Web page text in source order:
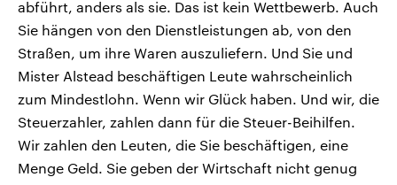
abführt, anders als sie. Das ist kein Wettbewerb. Auch
Sie hängen von den Dienstleistungen ab, von den
Straßen, um ihre Waren auszuliefern. Und Sie und
Mister Alstead beschäftigen Leute wahrscheinlich
zum Mindestlohn. Wenn wir Glück haben. Und wir, die
Steuerzahler, zahlen dann für die Steuer-Beihilfen.
Wir zahlen den Leuten, die Sie beschäftigen, eine
Menge Geld. Sie geben der Wirtschaft nicht genug